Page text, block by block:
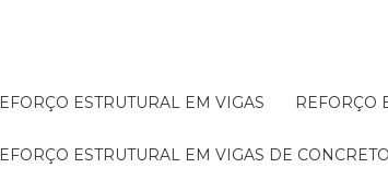
REFORÇO ESTRUTURAL EM VIGAS
REFORÇO ESTRUTURAL EM VIGAS DE CONCRETO